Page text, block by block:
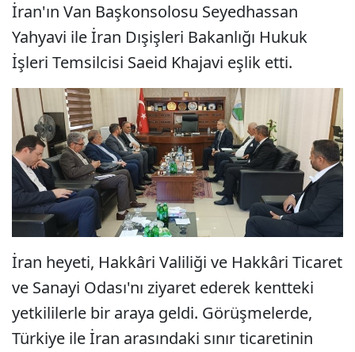
İran'ın Van Başkonsolosu Seyedhassan
Yahyavi ile İran Dışişleri Bakanlığı Hukuk
İşleri Temsilcisi Saeid Khajavi eşlik etti.
İran heyeti, Hakkâri Valiliği ve Hakkâri Ticaret
ve Sanayi Odası'nı ziyaret ederek kentteki
yetkililerle bir araya geldi. Görüşmelerde,
Türkiye ile İran arasındaki sınır ticaretinin